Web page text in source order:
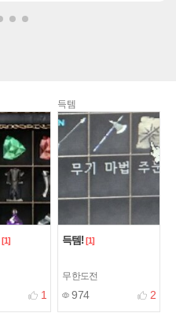
[1]
1
득템
득템! [1]
무한도전
974 2